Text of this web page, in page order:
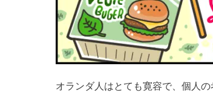
オランダ人はとても寛容で、個人の